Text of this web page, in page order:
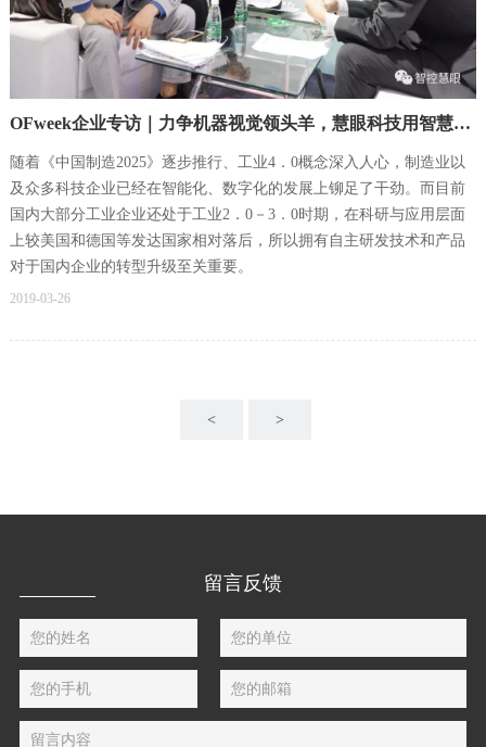
OFweek企业专访｜力争机器视觉领头羊，慧眼科技用智慧推开工业检测大门
随着《中国制造2025》逐步推行、工业4．0概念深入人心，制造业以
及众多科技企业已经在智能化、数字化的发展上铆足了干劲。而目前
国内大部分工业企业还处于工业2．0－3．0时期，在科研与应用层面
上较美国和德国等发达国家相对落后，所以拥有自主研发技术和产品
对于国内企业的转型升级至关重要。
2019-03-26
< >
留言反馈
您的姓名 您的单位
您的手机 您的邮箱
留言内容